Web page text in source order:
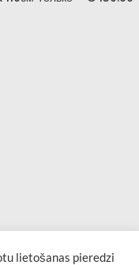
lietošanas pieredzi